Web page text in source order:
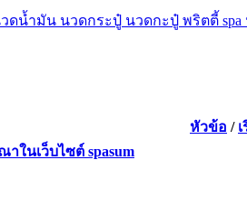
นวดน้ำมัน นวดกระปู๋ นวดกะปู๋ พริตตี้
หัวข้อ /
ในเว็บไซต์ spasum